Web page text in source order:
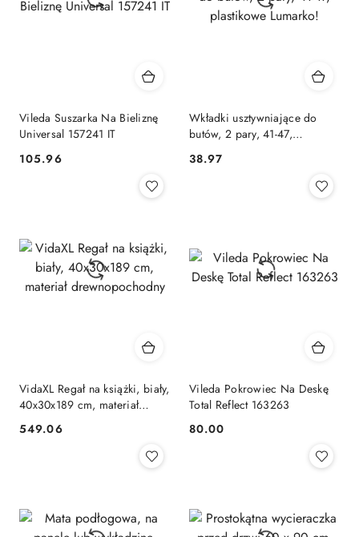
Vileda Suszarka Na Bieliznę
Universal 157241 IT
Cena:
105.96
Wkładki usztywniające do
butów, 2 pary, 41-47,
Cena:
38.97
VidaXL Regał na książki, biały,
40x30x189 cm, materiał
Cena:
549.06
Vileda Pokrowiec Na Deskę
Total Reflect 163263
Cena:
80.00